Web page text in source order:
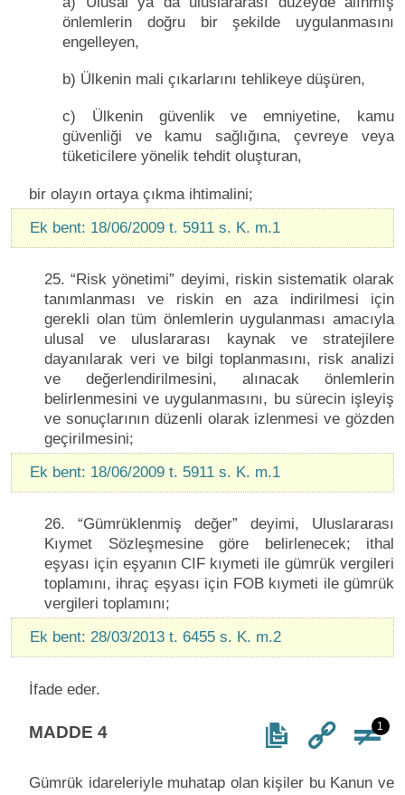
önlemlerin doğru bir şekilde uygulanmasını
engelleyen,
b) Ülkenin mali çıkarlarını tehlikeye düşüren,
c) Ülkenin güvenlik ve emniyetine, kamu
güvenliği ve kamu sağlığına, çevreye veya
tüketicilere yönelik tehdit oluşturan,
bir olayın ortaya çıkma ihtimalini;
Ek bent: 18/06/2009 t. 5911 s. K. m.1
25. “Risk yönetimi” deyimi, riskin sistematik olarak
tanımlanması ve riskin en aza indirilmesi için
gerekli olan tüm önlemlerin uygulanması amacıyla
ulusal ve uluslararası kaynak ve stratejilere
dayanılarak veri ve bilgi toplanmasını, risk analizi
ve değerlendirilmesini, alınacak önlemlerin
belirlenmesini ve uygulanmasını, bu sürecin işleyiş
ve sonuçlarının düzenli olarak izlenmesi ve gözden
geçirilmesini;
Ek bent: 18/06/2009 t. 5911 s. K. m.1
26. “Gümrüklenmiş değer” deyimi, Uluslararası
Kıymet Sözleşmesine göre belirlenecek; ithal
eşyası için eşyanın CIF kıymeti ile gümrük vergileri
toplamını, ihraç eşyası için FOB kıymeti ile gümrük
vergileri toplamını;
Ek bent: 28/03/2013 t. 6455 s. K. m.2
İfade eder.
MADDE 4 1
Gümrük idareleriyle muhatap olan kişiler bu Kanun ve